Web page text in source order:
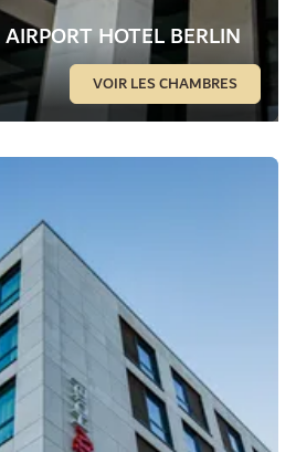
HOTEL BERLIN
VOIR LES CHAMBRES